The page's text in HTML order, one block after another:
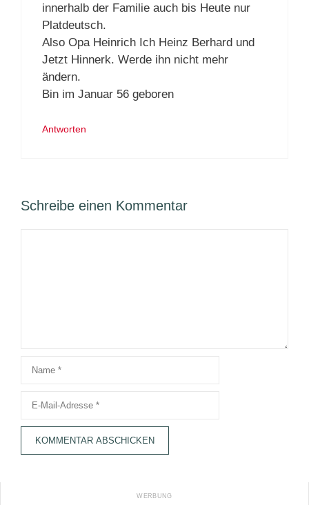
innerhalb der Familie auch bis Heute nur
Platdeutsch.
Also Opa Heinrich Ich Heinz Berhard und
Jetzt Hinnerk. Werde ihn nicht mehr
ändern.
Bin im Januar 56 geboren
Antworten
Schreibe einen Kommentar
Name